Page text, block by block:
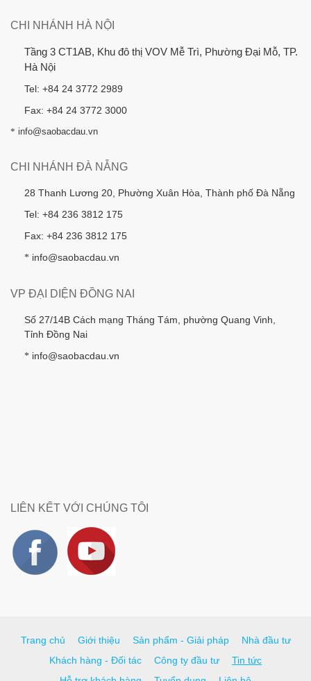
CHI NHÁNH HÀ NỘI
Tầng 3 CT1AB, Khu đô thị VOV Mễ Trì, Phường Đại Mỗ, TP.
Hà Nội
Tel: +84 24 3772 2989
Fax: +84 24 3772 3000
* info@saobacdau.vn
CHI NHÁNH ĐÀ NẴNG
28 Thanh Lương 20, Phường Xuân Hòa, Thành phố Đà Nẵng
Tel: +84 236 3812 175
Fax: +84 236 3812 175
* info@saobacdau.vn
VP ĐẠI DIỆN ĐỒNG NAI
Số 27/14B Cách mạng Tháng Tám, phường Quang Vinh,
Tỉnh Đồng Nai
* info@saobacdau.vn
LIÊN KẾT VỚI CHÚNG TÔI
Trang chủ Giới thiệu Sản phẩm - Giải pháp
Nhà đầu tư
Khách hàng - Đối tác
Công ty đầu tư
Tin tức